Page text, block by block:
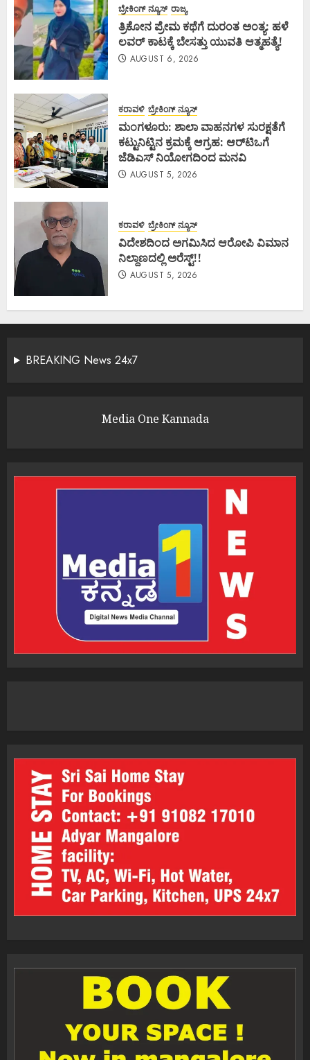
ಬ್ರೇಕಿಂಗ್ ನ್ಯೂಸ್ ರಾಜ್ಯ
ತ್ರಿಕೋನ ಪ್ರೇಮ ಕಥೆಗೆ ದುರಂತ ಅಂತ್ಯ: ಹಳೆ
ಲವರ್ ಕಾಟಕ್ಕೆ ಬೇಸತ್ತು ಯುವತಿ ಆತ್ಮಹತ್ಯೆ!
AUGUST 6, 2026
ಕರಾವಳಿ ಬ್ರೇಕಿಂಗ್ ನ್ಯೂಸ್
ಮಂಗಳೂರು: ಶಾಲಾ ವಾಹನಗಳ ಸುರಕ್ಷತೆಗೆ
ಕಟ್ಟುನಿಟ್ಟಿನ ಕ್ರಮಕ್ಕೆ ಆಗ್ರಹ: ಆರ್‌ಟಿಒಗೆ
ಜೆಡಿಎಸ್ ನಿಯೋಗದಿಂದ ಮನವಿ
AUGUST 5, 2026
ಕರಾವಳಿ ಬ್ರೇಕಿಂಗ್ ನ್ಯೂಸ್
ವಿದೇಶದಿಂದ ಅಗಮಿಸಿದ ಆರೋಪಿ ವಿಮಾನ
ನಿಲ್ದಾಣದಲ್ಲಿ ಅರೆಸ್ಟ್‌!!
AUGUST 5, 2026
BREAKING News 24x7
Media One Kannada